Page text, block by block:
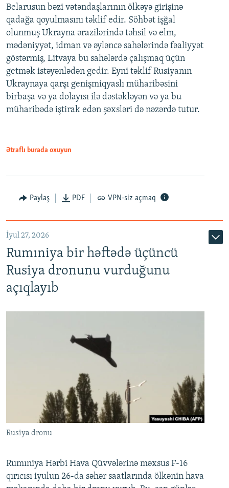
Belarusun bəzi vətəndaşlarının ölkəyə girişinə
qadağa qoyulmasını təklif edir. Söhbət işğal
olunmuş Ukrayna ərazilərində təhsil və elm,
mədəniyyət, idman və əyləncə sahələrində fəaliyyət
göstərmiş, Litvaya bu sahələrdə çalışmaq üçün
getmək istəyənlədən gedir. Eyni təklif Rusiyanın
Ukraynaya qarşı genişmiqyaslı müharibəsini
birbaşa və ya dolayısı ilə dəstəkləyən və ya bu
müharibədə iştirak edən şəxsləri də nəzərdə tutur.
Ətraflı burada oxuyun
Paylaş PDF VPN-siz açmaq
İyul 27, 2026
Rumıniya bir həftədə üçüncü
Rusiya dronunu vurduğunu
açıqlayıb
Rusiya dronu
Rumıniya Hərbi Hava Qüvvələrinə məxsus F-16
qırıcısı iyulun 26-da səhər saatlarında ölkənin hava